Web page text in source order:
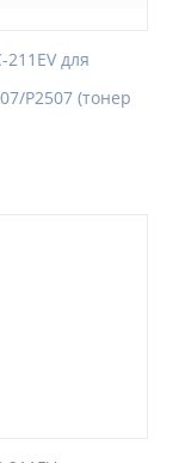
для
P2507 (тонер